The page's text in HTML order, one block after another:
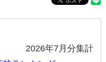
2026年7月分集計